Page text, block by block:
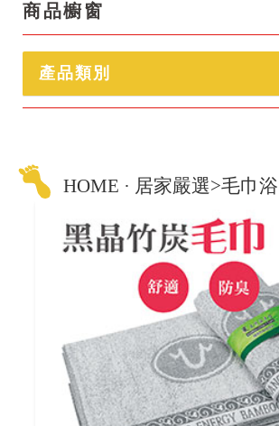
商品櫥窗
產品類別
HOME · 居家嚴選>毛巾